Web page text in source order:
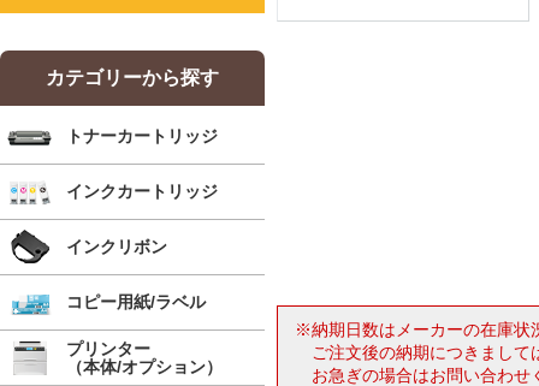
※納期日数はメーカーの在庫状
ご注文後の納期につきまし
お急ぎの場合はお問い合わせ
カテゴリーから探す
トナーカートリッジ
インクカートリッジ
インクリボン
コピー用紙/ラベル
プリンター
（本体/オプション）